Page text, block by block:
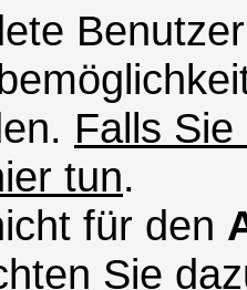
Falls
tun.
für den
Sie